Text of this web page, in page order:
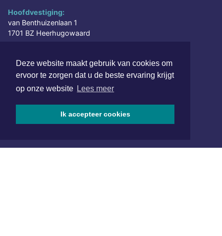
Deze website maakt gebruik van cookies om
ervoor te zorgen dat u de beste ervaring krijgt
op onze website Lees meer
Ik accepteer cookies
Hoofdvestiging:
van Benthuizenlaan 1
1701 BZ Heerhugowaard
redactie@xyto.nl
www.xyto.nl